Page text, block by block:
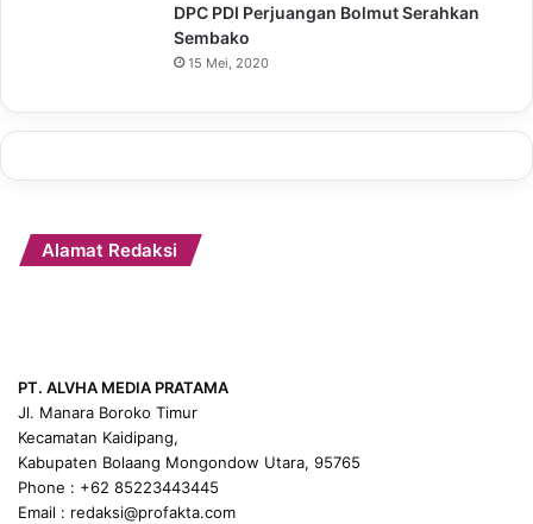
DPC PDI Perjuangan Bolmut Serahkan
Sembako
15 Mei, 2020
Alamat Redaksi
PT. ALVHA MEDIA PRATAMA
Jl. Manara Boroko Timur
Kecamatan Kaidipang,
Kabupaten Bolaang Mongondow Utara, 95765
Phone : +62 85223443445
Email : redaksi@profakta.com